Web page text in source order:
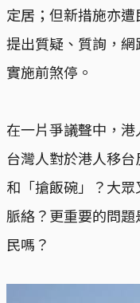
定居；但新措施亦
提出質疑、質詢，
實施前煞停。
在一片爭議聲中，
台灣人對於港人移
和「搶飯碗」？大
脈絡？更重要的問
民嗎？